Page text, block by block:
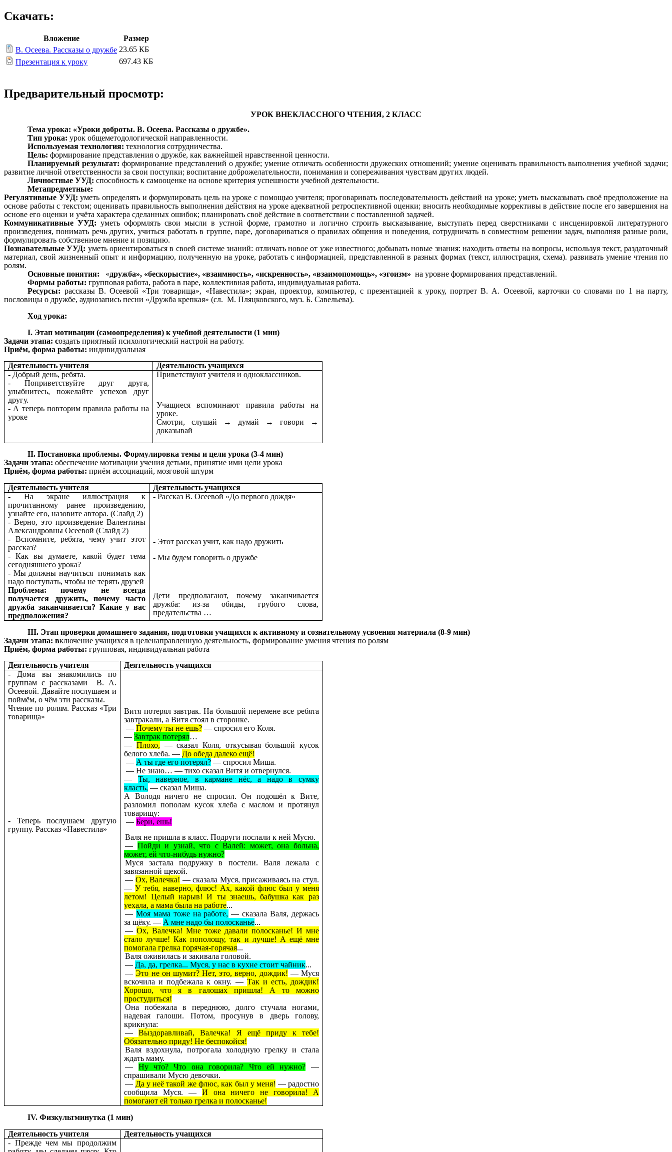
Скачать:
Вложение
Размер
В. Осеева. Рассказы о дружбе 23.65 КБ
Презентация к уроку
697.43 КБ
Предварительный просмотр:
УРОК ВНЕКЛАССНОГО ЧТЕНИЯ, 2 КЛАСС
Тема урока: «Уроки доброты. В. Осеева. Рассказы о дружбе».
Тип урока:урок общеметодологической направленности.
Используемая технология:технология сотрудничества.
Цель:формирование представления о дружбе, как важнейшей нравственной ценности.
Планируемый результат: формирование представлений о дружбе; умение отличать особенности дружеских отношений; умение оценивать правильность выполнения учебной задачи;
развитие личной ответственности за свои поступки; воспитание доброжелательности, понимания и сопереживания чувствам других людей.
Личностные УУД:способность к самооценке на основе критерия успешности учебной деятельности.
Метапредметные:
Регулятивные УУД: уметь определять и формулировать цель на уроке с помощью учителя; проговаривать последовательность действий на уроке; уметь высказывать своё предположение на
основе работы с текстом; оценивать правильность выполнения действия на уроке адекватной ретроспективной оценки; вносить необходимые коррективы в действие после его завершения на
основе его оценки и учёта характера сделанных ошибок; планировать своё действие в соответствии с поставленной задачей.
Коммуникативные УУД:уметь оформлять свои мысли в устной форме, грамотно и логично строить высказывание, выступать перед сверстниками с инсценировкой литературного
произведения, понимать речь других, учиться работать в группе, паре,договариваться о правилах общения и поведения, сотрудничать в совместном решении задач, выполняя разные роли,
формулировать собственное мнение и позицию.
Познавательные УУД: уметь ориентироваться в своей системе знаний: отличать новое от уже известного; добывать новые знания: находить ответы на вопросы, используя текст, раздаточный
материал, свой жизненный опыт и информацию, полученную на уроке, работать с информацией, представленной в разных формах (текст, иллюстрация, схема). развивать умение чтения по
ролям.
Основные понятия: «дружба», «бескорыстие», «взаимность», «искренность», «взаимопомощь», «эгоизм» на уровне формирования представлений.
Формы работы:групповая работа, работа в паре, коллективная работа, индивидуальная работа.
Ресурсы: рассказы В. Осеевой «Три товарища», «Навестила»; экран, проектор, компьютер, с презентацией к уроку, портрет В. А. Осеевой, карточки со словами по 1 на парту,
пословицы о дружбе, аудиозапись песни «Дружба крепкая» (сл. М. Пляцковского, муз. Б. Савельева).
Ход урока:
I. Этап мотивации (самоопределения) к учебной деятельности (1 мин)
Задачи этапа: cоздать приятный психологический настрой на работу.
Приём, форма работы: индивидуальная
Деятельность учителя
Деятельность учащихся
- Добрый день, ребята.
- Поприветствуйте друг друга,
улыбнитесь, пожелайте успехов друг
другу.
- А теперь повторим правила работы на
уроке
Приветствуют учителя и одноклассников.
Учащиеся вспоминают правила работы на
уроке.
Смотри, слушай → думай → говори →
доказывай
II. Постановка проблемы. Формулировка темы и цели урока (3-4 мин)
Задачи этапа: обеспечение мотивации учения детьми, принятие ими цели урока
Приём, форма работы: приём ассоциаций, мозговой штурм
Деятельность учителя
Деятельность учащихся
- На экране иллюстрация к
прочитанному ранее произведению,
узнайте его, назовите автора. (Слайд 2)
- Верно, это произведение Валентины
Александровны Осеевой (Слайд 2)
- Вспомните, ребята, чему учит этот
рассказ?
- Как вы думаете, какой будет тема
сегодняшнего урока?
- Мы должны научиться понимать как
надо поступать, чтобы не терять друзей
Проблема: почему не всегда
получается дружить, почему часто
дружба заканчивается? Какие у вас
предположения?
- Рассказ В. Осеевой «До первого дождя»
- Этот рассказ учит, как надо дружить
- Мы будем говорить о дружбе
Дети предполагают, почему заканчивается
дружба: из-за обиды, грубого слова,
предательства …
III. Этап проверки домашнего задания, подготовки учащихся к активному и сознательному усвоения материала (8-9 мин)
Задачи этапа: включение учащихся в целенаправленную деятельность, формирование умения чтения по ролям
Приём, форма работы: групповая, индивидуальная работа
Деятельность учителя
Деятельность учащихся
- Дома вы знакомились по
группам с рассказами В. А.
Осеевой. Давайте послушаем и
поймём, о чём эти рассказы.
Чтение по ролям. Рассказ «Три
товарища»
- Теперь послушаем другую
группу. Рассказ «Навестила»
Витя потерял завтрак. На большой перемене все ребята
завтракали, а Витя стоял в сторонке.
—Почему ты не ешь? — спросил его Коля.
—Завтрак потерял…
— Плохо, — сказал Коля, откусывая большой кусок
белого хлеба. — До обеда далеко ещё!
— А ты где его потерял? — спросил Миша.
— Не знаю… — тихо сказал Витя и отвернулся.
— Ты, наверное, в кармане нёс, а надо в сумку
класть, — сказал Миша.
А Володя ничего не спросил. Он подошёл к Вите,
разломил пополам кусок хлеба с маслом и протянул
товарищу:
—Бери, ешь!
Валя не пришла в класс. Подруги послали к ней Мусю.
— Пойди и узнай, что с Валей: может, она больна,
может, ей что-нибудь нужно?
Муся застала подружку в постели. Валя лежала с
завязанной щекой.
— Ох, Валечка! — сказала Муся, присаживаясь на стул.
—У тебя, наверно, флюс! Ах, какой флюс был у меня
летом! Целый нарыв! И ты знаешь, бабушка как раз
уехала, а мама была на работе...
—Моя мама тоже на работе, — сказала Валя, держась
за щёку. — А мне надо бы полосканье...
—Ох, Валечка! Мне тоже давали полосканье! И мне
стало лучше! Как пополощу, так и лучше! А ещё мне
помогала грелка горячая-горячая...
Валя оживилась и закивала головой.
— Да, да, грелка... Муся, у нас в кухне стоит чайник...
—Это не он шумит? Нет, это, верно, дождик! — Муся
вскочила и подбежала к окну. — Так и есть, дождик!
Хорошо, что я в галошах пришла! А то можно
простудиться!
Она побежала в переднюю, долго стучала ногами,
надевая галоши. Потом, просунув в дверь голову,
крикнула:
—Выздоравливай, Валечка! Я ещё приду к тебе!
Обязательно приду! Не беспокойся!
Валя вздохнула, потрогала холодную грелку и стала
ждать маму.
— Ну что? Что она говорила? Что ей нужно? —
спрашивали Мусю девочки.
— Да у неё такой же флюс, как был у меня! — радостно
сообщила Муся. — И она ничего не говорила! А
помогают ей только грелка и полосканье!
IV. Физкультминутка (1 мин)
Деятельность учителя
Деятельность учащихся
- Прежде чем мы продолжим